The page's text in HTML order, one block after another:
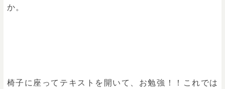
か。
椅子に座ってテキストを開いて、お勉強！！これでは